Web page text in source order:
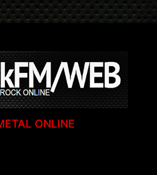
ONLINE